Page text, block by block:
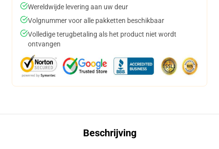
Wereldwijde levering aan uw deur
Volgnummer voor alle pakketten beschikbaar
Volledige terugbetaling als het product niet wordt
ontvangen
Beschrijving